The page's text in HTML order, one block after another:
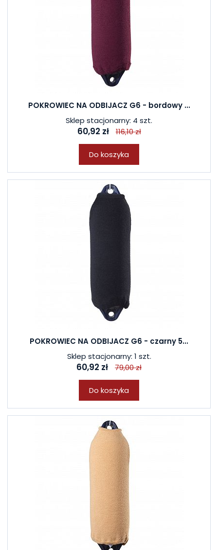
POKROWIEC NA ODBIJACZ G6 - bordowy ...
Sklep stacjonarny: 4 szt.
60,92 zł 116,10 zł
Do koszyka
POKROWIEC NA ODBIJACZ G6 - czarny 5...
Sklep stacjonarny: 1 szt.
60,92 zł 79,00 zł
Do koszyka